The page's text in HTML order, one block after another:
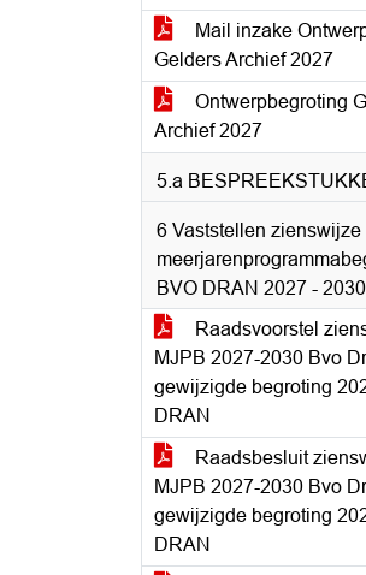
Mail inzake
Gelders Archief 2027
Ontwerpbegroting
Archief 2027
5.a
6 Vaststellen zienswijze
BVO DRAN 2027 - 2030
Raadsvoorstel
MJPB 2027-2030 Bvo
gewijzigde begroting
DRAN
Raadsbesluit
MJPB 2027-2030 Bvo
gewijzigde begroting
DRAN